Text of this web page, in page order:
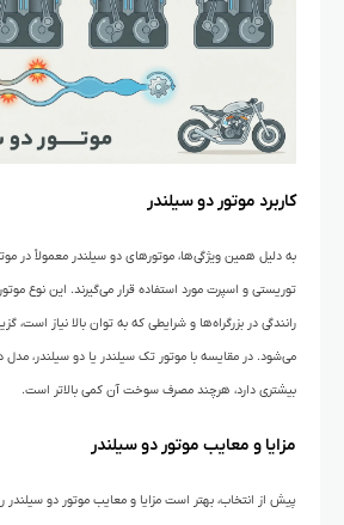
کاربرد موتور دو سیلندر
به دلیل همین ویژگی‌ها، موتورهای دو سیلندر معمولاً در
توریستی و اسپرت مورد استفاده قرار می‌گیرند. این نوع
رانندگی در بزرگراه‌ها و شرایطی که به توان بالا نیاز است،
می‌شود. در مقایسه با موتور تک سیلندر یا دو سیلندر،
بیشتری دارد، هرچند مصرف سوخت آن کمی بالاتر است.
مزایا و معایب موتور دو سیلندر
پیش از انتخاب، بهتر است مزایا و معایب موتور دو سیلندر